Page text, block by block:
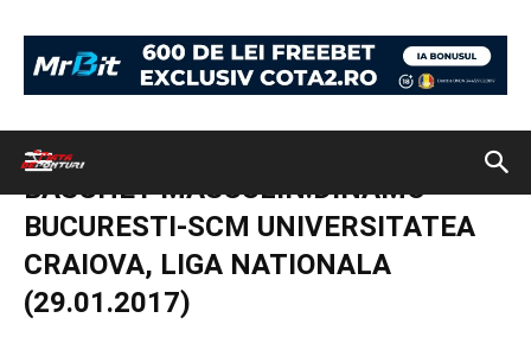
BASCHET MASCULIN:DINAMO BUCURESTI-SCM UNIVERSITATEA
CRAIOVA, LIGA NATIONALA (29.01.2017)
BASCHET MASCULIN:DINAMO
BUCURESTI-SCM UNIVERSITATEA
CRAIOVA, LIGA NATIONALA
(29.01.2017)